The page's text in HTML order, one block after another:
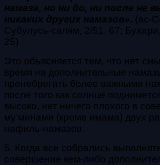
намаза, но ни до, ни после не
никаких других намазов». (ас-
Субулусь-салям, 2/51, 67;
25)
Это объясняется тем, что нет
время на дополнительные
пренебрегать более важными
после того как солнце
высоко, нет ничего плохого в
му’минами (кроме имама) двух
нафиль-намазов.
5. Когда все собрались
совершение кем-либо